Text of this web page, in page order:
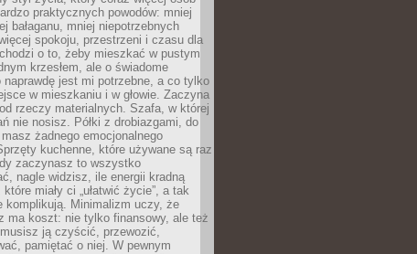
praktycznych powodów: mniej
bałaganu, mniej niepotrzebnych
spokoju, przestrzeni i czasu dla
o to, żeby mieszkać w pustym
krzesłem, ale o świadome
jest mi potrzebne, a co tylko
w mieszkaniu i w głowie. Zaczyna
rzeczy materialnych. Szafa, w której
nie nosisz. Półki z drobiazgami, do
żadnego emocjonalnego
kuchenne, które używane są raz
zaczynasz to wszystko
nagle widzisz, ile energii kradną
miały ci „ułatwić życie”, a tak
komplikują. Minimalizm uczy, że
ma koszt: nie tylko finansowy, ale też
ją czyścić, przewozić,
pamiętać o niej. W pewnym